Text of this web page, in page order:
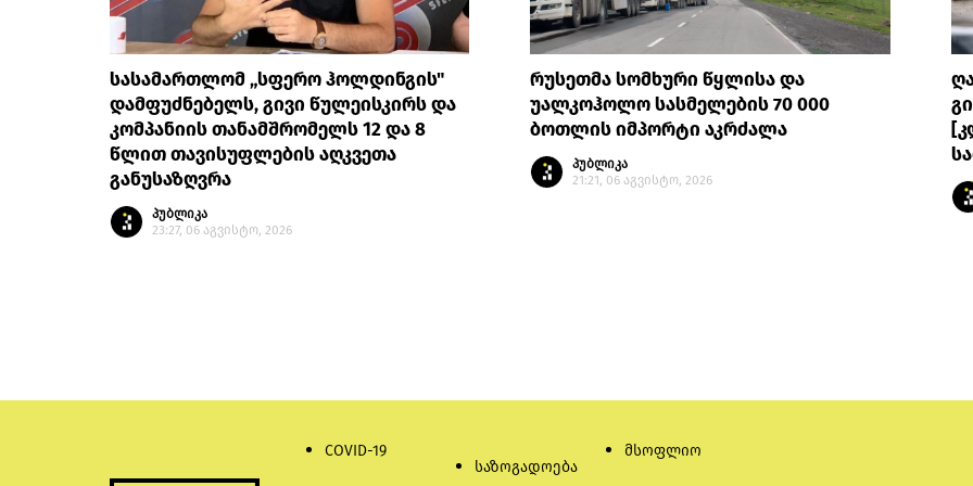
სასამართლომ „სფერო ჰოლდინგის"
დამფუძნებელს, გივი წულეისკირს და
კომპანიის თანამშრომელს 12 და 8
წლით თავისუფლების აღკვეთა
განუსაზღვრა
პუბლიკა
23:27, 06 აგვისტო, 2026
რუსეთმა სომხური წყლისა და
უალკოჰოლო სასმელების 70 000
ბოთლის იმპორტი აკრძალა
პუბლიკა
21:21, 06 აგვისტო, 2026
COVID-19
საზოგადოება
მსოფლიო